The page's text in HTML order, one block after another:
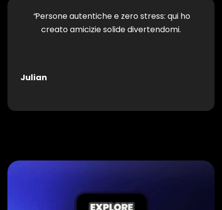
“Persone autentiche e zero stress: qui ho
creato amicizie solide divertendomi.
Julian